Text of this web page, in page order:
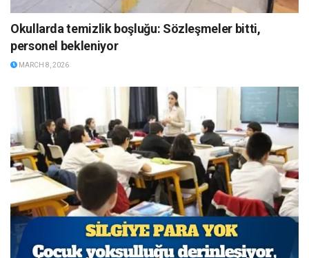
Okullarda temizlik boşluğu: Sözleşmeler bitti,
personel bekleniyor
MARCH 8, 2026